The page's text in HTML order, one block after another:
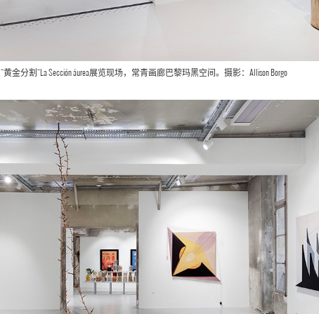
“黄金分割“La Sección áurea展览现场，常青画廊巴黎玛黑空间。摄影：Allison Borgo